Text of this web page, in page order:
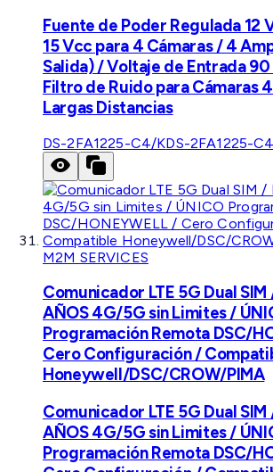
Fuente de Poder Regulada 12
15 Vcc para 4 Cámaras / 4
Salida) / Voltaje de Entrada
Filtro de Ruido para Cámaras
Largas Distancias
DS-2FA1225-C4/KDS-2FA1225-
M2M SERVICES
Comunicador LTE 5G Dual SIM
AÑOS 4G/5G sin Limites /
Programación Remota DSC/
Cero Configuración /
Honeywell/DSC/CROW/PIMA
Comunicador LTE 5G Dual SIM
AÑOS 4G/5G sin Limites /
Programación Remota DSC/